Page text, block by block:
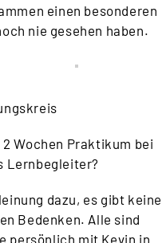
einen besonderen
nie gesehen haben.
Wochen Praktikum bei
Lernbegleiter?
dazu, es gibt keine
Bedenken. Alle sind
persönlich mit Kevin in